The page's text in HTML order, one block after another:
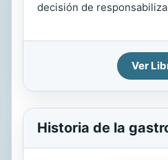
decisión de
Ver
Historia de la